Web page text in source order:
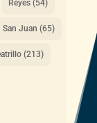
Reyes(54)
San Juan (65)
(213)